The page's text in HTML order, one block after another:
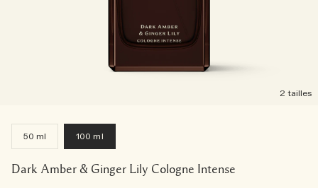
2 tailles
50 ml 100 ml
Dark Amber & Ginger Lily Cologne Intense